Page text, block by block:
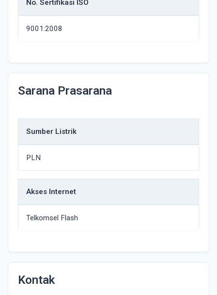
No. Sertifikasi ISO
9001:2008
Sarana Prasarana
Sumber Listrik
PLN
Akses Internet
Telkomsel Flash
Kontak